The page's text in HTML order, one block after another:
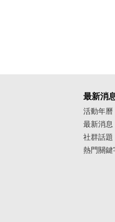
最新消
活動年曆
最新消息
社群話題
熱門關鍵